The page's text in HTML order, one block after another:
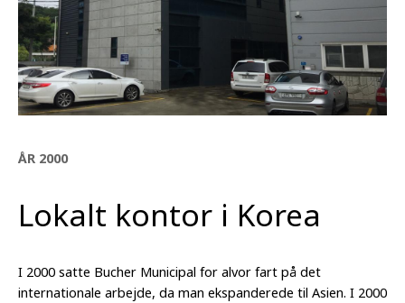
ÅR 2000
Lokalt kontor i Korea
I 2000 satte Bucher Municipal for alvor fart på det
internationale arbejde, da man ekspanderede til Asien. I 2000